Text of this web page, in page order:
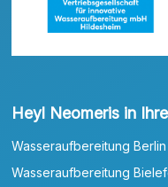
Heyl Neomeris in
Wasseraufbereitung Berlin
Wasseraufbereitung